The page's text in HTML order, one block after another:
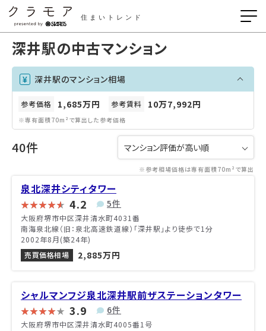
住まいトレンド
深井駅の中古マンション
深井駅のマンション相場
参考価格 1,685万円 参考賃料 10万7,992円
※専有面積70m²で算出した参考価格
40件
※参考相場価格は専有面積70m²で算出
泉北深井シティタワー
4.2 5件
大阪府堺市中区深井清水町4031番
南海泉北線（旧：泉北高速鉄道線）「深井駅」より徒歩で1分
2002年8月(築24年)
売買価格相場
2,885万円
シャルマンフジ泉北深井駅前ザステーションタワー
3.9 6件
大阪府堺市中区深井清水町4005番1号